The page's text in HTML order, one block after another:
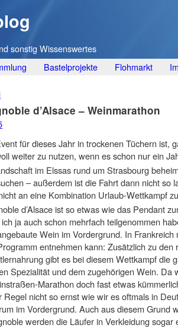
sonstig Wissenswertes
Bastelprojekte Flohmarkt
d’Alsace – Weinmarathon
für dieses Jahr in trockenen Tüchern ist,
weiter zu nutzen, wenn es schon nur ein
im Elssas rund um Strasbourg
– außerdem ist die Fahrt dann nicht so
an eine Kombination Urlaub-Wettkampf
d’Alsace ist so etwas wie das Pendant
ja auch schon mehrfach teilgenommen
Wein im Vordergrund. In
entnehmen kann: Zusätzlich zu
gibt es bei diesem Wettkampf die
Spezialität und dem zugehörigen Wein. Da
Marathon doch fast etwas
Regel nicht so ernst wie wir es oftmals in
im Vordergrund. Auch aus diesem Grund
werden die Läufer in Verkleidung sogar